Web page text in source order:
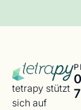
tetrapy stützt
sich auf